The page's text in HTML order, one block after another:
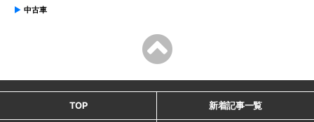
中古車
TOP 新着記事一覧